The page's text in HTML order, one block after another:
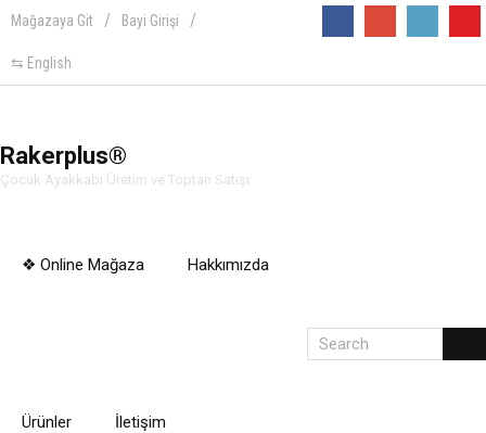
Mağazaya Git Bayi Girişi
⇆ English
Rakerplus®
Çocuk Ayakkabı Üretim ve Toptan Satışı
❖ Online Mağaza Hakkımızda
Ürünler İletişim